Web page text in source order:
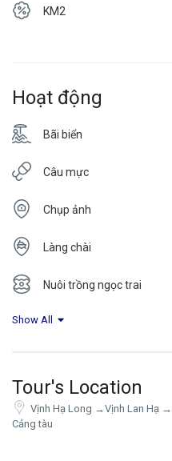
KM2
Hoạt động
Bãi biển
Câu mực
Chụp ảnh
Làng chài
Nuôi trồng ngọc trai
Show All
Tour's Location
Vịnh Hạ Long →Vịnh Lan Hạ
Cảng tàu